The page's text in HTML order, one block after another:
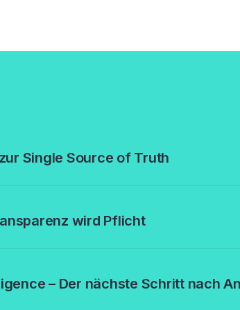
Single Source of Truth
wird Pflicht
– Der nächste Schritt nach